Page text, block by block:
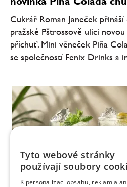
Cukrář Roman Janeček
pražské Pštrossově ulici
příchuť. Mini věneček Piña
se společností Fenix Drinks a
Tyto webové stránky
používají soubory
K personalizaci obsahu, reklam a